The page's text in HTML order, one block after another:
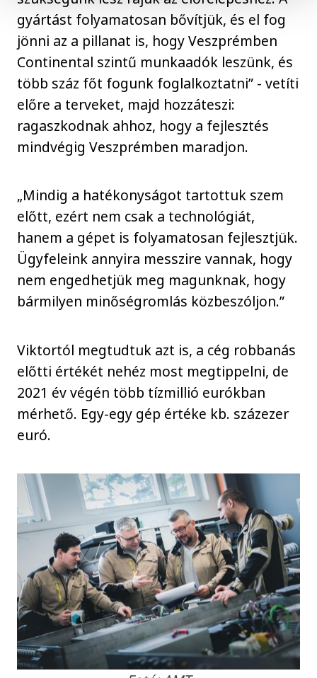
gyártást folyamatosan bővítjük, és el fog
jönni az a pillanat is, hogy Veszprémben
Continental szintű munkaadók leszünk, és
több száz főt fogunk foglalkoztatni” - vetíti
előre a terveket, majd hozzáteszi:
ragaszkodnak ahhoz, hogy a fejlesztés
mindvégig Veszprémben maradjon.
„Mindig a hatékonyságot tartottuk szem
előtt, ezért nem csak a technológiát,
hanem a gépet is folyamatosan fejlesztjük.
Ügyfeleink annyira messzire vannak, hogy
nem engedhetjük meg magunknak, hogy
bármilyen minőségromlás közbeszóljon.”
Viktortól megtudtuk azt is, a cég robbanás
előtti értékét nehéz most megtippelni, de
2021 év végén több tízmillió eurókban
mérhető. Egy-egy gép értéke kb. százezer
euró.